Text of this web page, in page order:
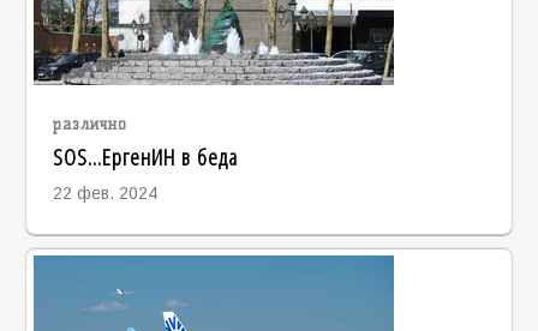
различно
SOS...ЕргенИН в беда
22 фев. 2024